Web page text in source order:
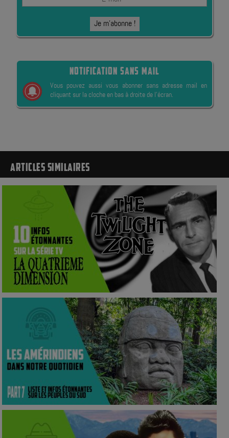
NOTIFICATION SANS MAIL
Vous pouvez aussi vous abonner sans adresse mail en
cliquant sur la cloche en bas à droite de l’écran.
ARTICLES SIMILAIRES